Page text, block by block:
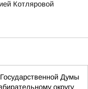
Котляровой
Думы
округу